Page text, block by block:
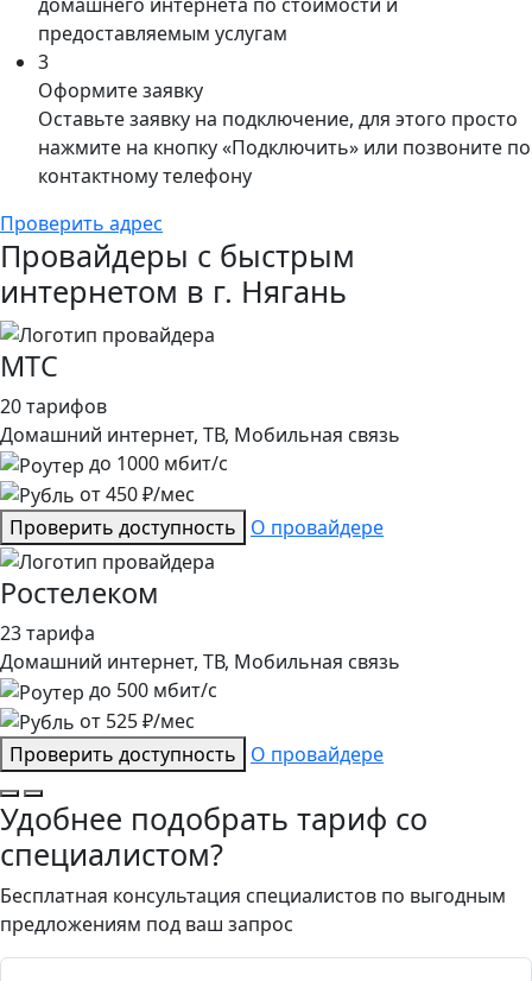
предоставляемым услугам
3
Оформите заявку
Оставьте заявку на подключение, для этого просто
нажмите на кнопку «Подключить» или позвоните по
контактному телефону
Проверить адрес
Провайдеры с быстрым
интернетом в г. Нягань
МТС
20 тарифов
Домашний интернет, ТВ, Мобильная связь
до 1000 мбит/с
от450₽/мес
Проверить доступность
О провайдере
Ростелеком
23 тарифа
Домашний интернет, ТВ, Мобильная связь
до 500 мбит/с
от 525₽/мес
Проверить доступность
О провайдере
Удобнее подобрать тариф со
специалистом?
Бесплатная консультация специалистов по выгодным
предложениям под ваш запрос